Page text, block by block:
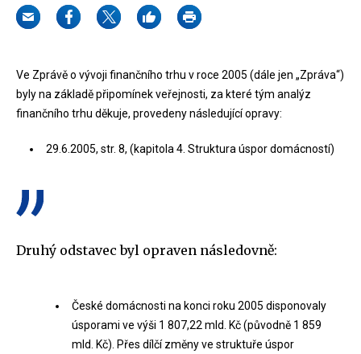
Ve Zprávě o vývoji finančního trhu v roce 2005 (dále jen „Zpráva“)
byly na základě připomínek veřejnosti, za které tým analýz
finančního trhu děkuje, provedeny následující opravy:
29.6.2005, str. 8, (kapitola 4. Struktura úspor domácností)
Druhý odstavec byl opraven následovně:
České domácnosti na konci roku 2005 disponovaly
úsporami ve výši 1 807,22 mld. Kč (původně 1 859
mld. Kč). Přes dílčí změny ve struktuře úspor